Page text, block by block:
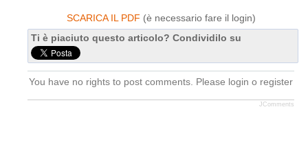
SCARICA IL PDF (è necessario fare il login)
Ti è piaciuto questo articolo? Condividilo su
You have no rights to post comments. Please login o register
JComments